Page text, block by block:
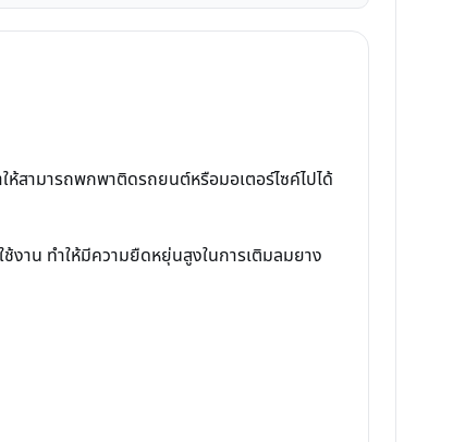
สามารถพกพาติดรถยนต์หรือมอเตอร์ไซค์ไปได้
งาน ทำให้มีความยืดหยุ่นสูงในการเติมลมยาง